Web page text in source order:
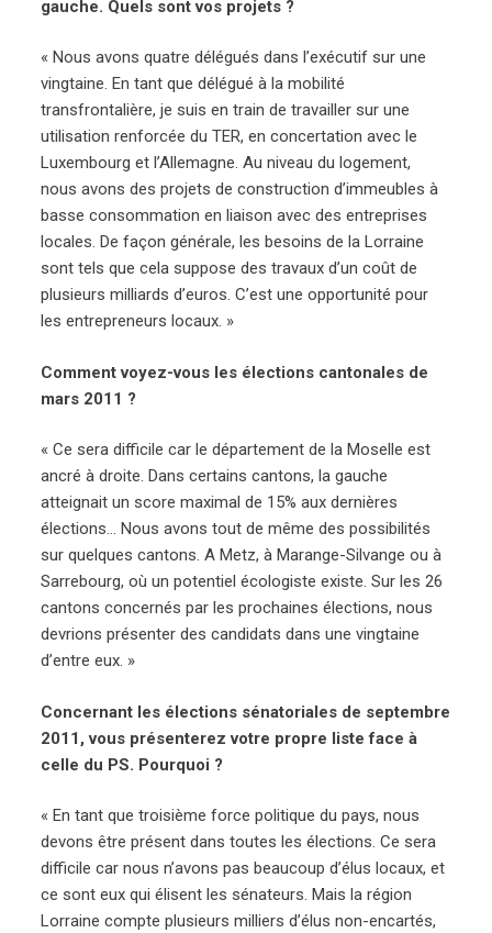
gauche. Quels sont vos projets ?
« Nous avons quatre délégués dans l’exécutif sur une
vingtaine. En tant que délégué à la mobilité
transfrontalière, je suis en train de travailler sur une
utilisation renforcée du TER, en concertation avec le
Luxembourg et l’Allemagne. Au niveau du logement,
nous avons des projets de construction d’immeubles à
basse consommation en liaison avec des entreprises
locales. De façon générale, les besoins de la Lorraine
sont tels que cela suppose des travaux d’un coût de
plusieurs milliards d’euros. C’est une opportunité pour
les entrepreneurs locaux. »
Comment voyez-vous les élections cantonales de
mars 2011 ?
« Ce sera difficile car le département de la Moselle est
ancré à droite. Dans certains cantons, la gauche
atteignait un score maximal de 15% aux dernières
élections… Nous avons tout de même des possibilités
sur quelques cantons. A Metz, à Marange-Silvange ou à
Sarrebourg, où un potentiel écologiste existe. Sur les 26
cantons concernés par les prochaines élections, nous
devrions présenter des candidats dans une vingtaine
d’entre eux. »
Concernant les élections sénatoriales de septembre
2011, vous présenterez votre propre liste face à
celle du PS. Pourquoi ?
« En tant que troisième force politique du pays, nous
devons être présent dans toutes les élections. Ce sera
difficile car nous n’avons pas beaucoup d’élus locaux, et
ce sont eux qui élisent les sénateurs. Mais la région
Lorraine compte plusieurs milliers d’élus non-encartés,